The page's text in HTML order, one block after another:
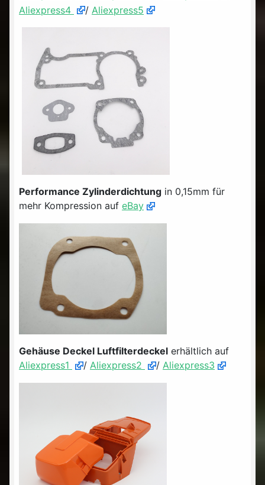
Aliexpress4
/ Aliexpress5
Performance Zylinderdichtung in 0,15mm für
mehr Kompression auf eBay
Gehäuse Deckel Luftfilterdeckel erhältlich auf
Aliexpress1
/ Aliexpress2 / Aliexpress3